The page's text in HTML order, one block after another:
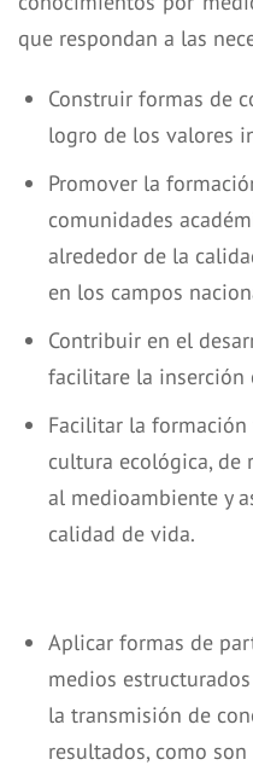
que respondan a las
Construir formas de
logro de los valores
Promover la
comunidades
alrededor de la
en los campos
Contribuir en el
facilitare la inserción
Facilitar la formación
cultura ecológica, de
al medioambiente y
calidad de vida.
Aplicar formas de
medios
la transmisión de
resultados, como